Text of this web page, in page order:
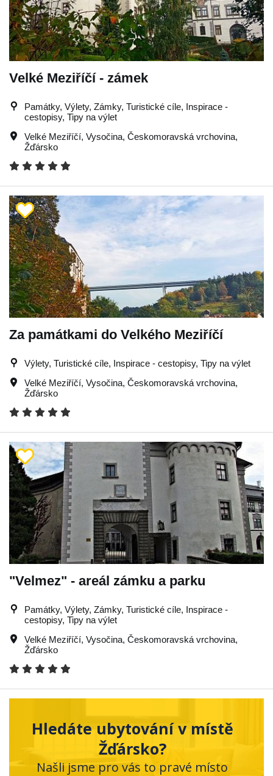
Velké Meziříčí - zámek
Památky, Výlety, Zámky, Turistické cíle, Inspirace -
cestopisy, Tipy na výlet
Velké Meziříčí, Vysočina, Českomoravská vrchovina,
Žďársko
Za památkami do Velkého Meziříčí
Výlety, Turistické cíle, Inspirace - cestopisy, Tipy na výlet
Velké Meziříčí, Vysočina, Českomoravská vrchovina,
Žďársko
"Velmez" - areál zámku a parku
Památky, Výlety, Zámky, Turistické cíle, Inspirace -
cestopisy, Tipy na výlet
Velké Meziříčí, Vysočina, Českomoravská vrchovina,
Žďársko
Hledáte ubytování v místě
Žďársko?
Našli jsme pro vás to pravé místo